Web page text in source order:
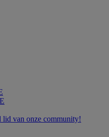
lid van onze community!